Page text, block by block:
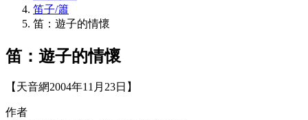
笛子/簫
笛：遊子的情懷
笛：遊子的情懷
【天音網2004年11月23日】
作者